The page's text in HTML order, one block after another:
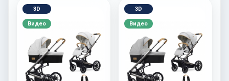
3D
Видео
3D
Видео